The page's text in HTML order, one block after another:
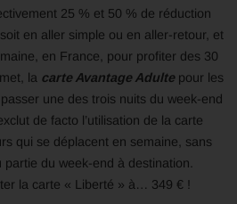
25 % et 50 % de réduction
en aller simple ou en aller-retour, et
en France, pour profiter des 30
la carte Avantage Adulte pour les
une des trois nuits du week-end
de facto l’utilisation de la carte
qui se déplacent en semaine, sans
du week-end à destination.
la carte « Liberté » à… 349 € !